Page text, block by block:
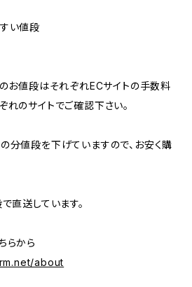
い値段
お値段はそれぞれECサイトの手数料
れのサイトでご確認下さい。
分値段を下げていますので、お安く購
直送しています。
らから
about